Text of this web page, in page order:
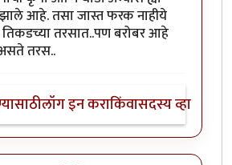
आहे. तसा जास्त फरक नाहीये
तरसात..पण बरोबर आहे
तरस..
लॉग इन कराकिंवासदस्य व्हा